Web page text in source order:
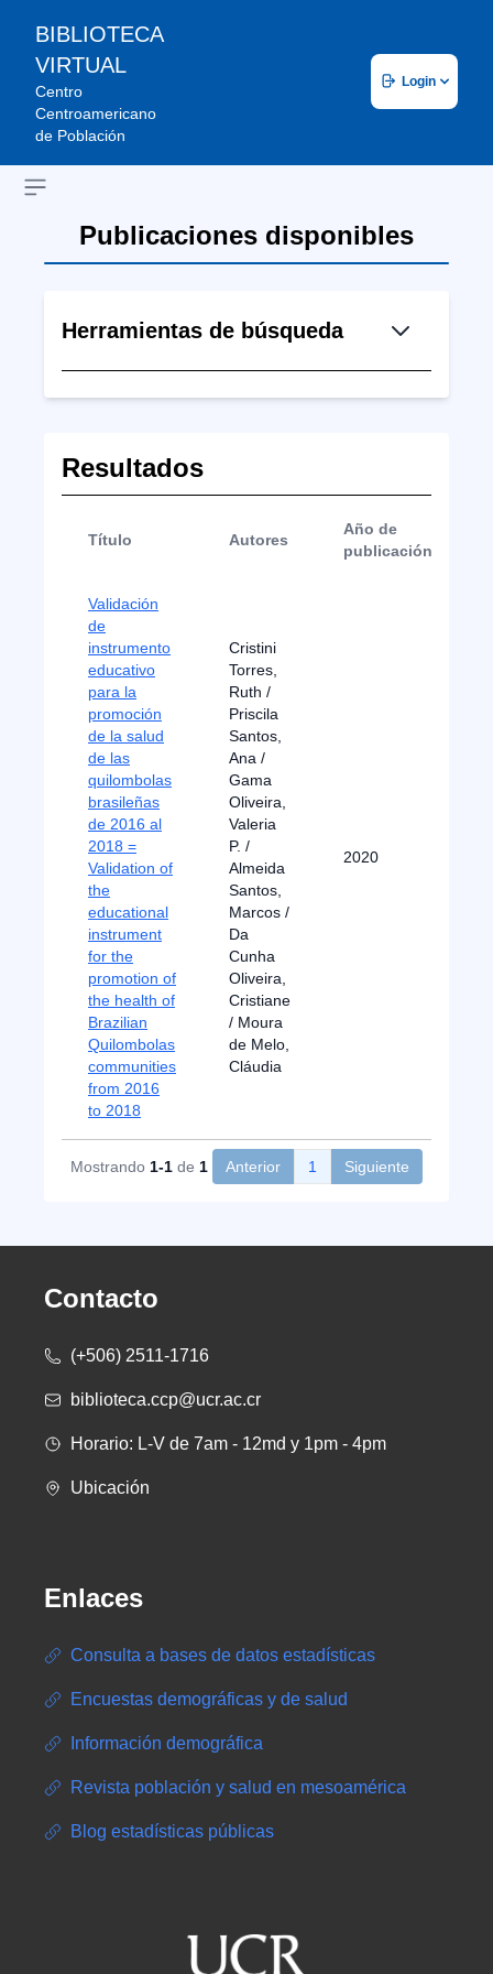
BIBLIOTECA
VIRTUAL
Centro
Centroamericano
de Población
Login
Open sidebar
Publicaciones disponibles
Herramientas de búsqueda
Resultados
Título Autores
Año de
publicación
Validación
de
instrumento
educativo
para la
promoción
de la salud
de las
quilombolas
brasileñas
de 2016 al
2018 =
Validation of
the
educational
instrument
for the
promotion of
the health of
Brazilian
Quilombolas
communities
from 2016
to 2018
Cristini
Torres,
Ruth /
Priscila
Santos,
Ana /
Gama
Oliveira,
Valeria
P. /
Almeida
Santos,
Marcos /
Da
Cunha
Oliveira,
Cristiane
/ Moura
de Melo,
Cláudia
2020
Mostrando 1-1 de 1 Anterior 1 Siguiente
Contacto
(+506) 2511-1716
biblioteca.ccp@ucr.ac.cr
Horario: L-V de 7am - 12md y 1pm - 4pm
Ubicación
Enlaces
Consulta a bases de datos estadísticas
Encuestas demográficas y de salud
Información demográfica
Revista población y salud en mesoamérica
Blog estadísticas públicas